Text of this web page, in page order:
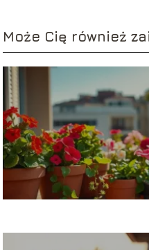
Może Cię również